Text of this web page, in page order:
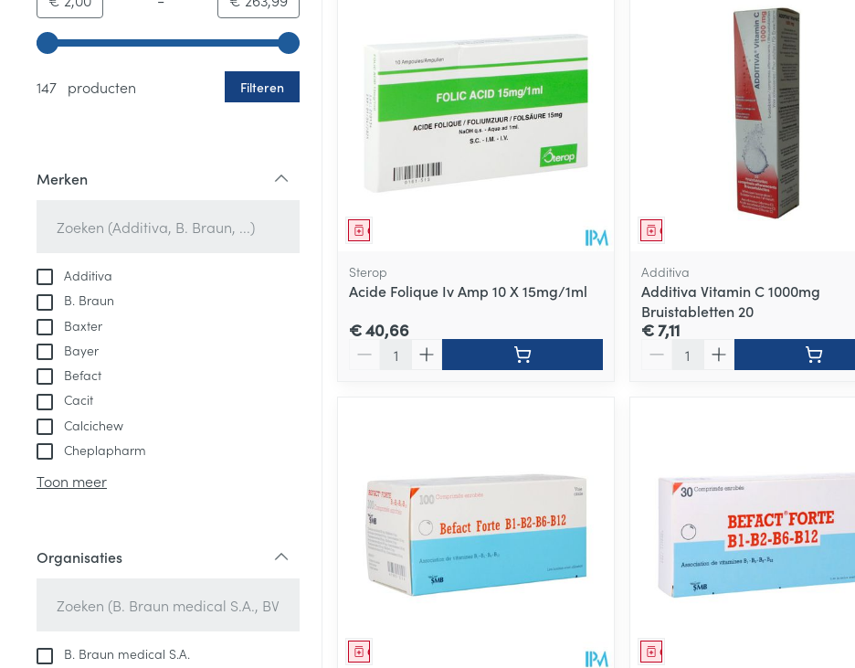
Gebruik de pijltjestoetsen links en rechts om de minimale en maximale prijswaarden aan te passen.
147 producten
Filteren
Merken
Additiva
B. Braun
Baxter
Bayer
Befact
Cacit
Calcichew
Cheplapharm
Toon meer
Organisaties
B. Braun medical S.A.
Geneesmiddel
Sterop
Acide Folique Iv Amp 10 X 15mg/1ml
€ 40,66
Geneesmiddel
Additiva
Additiva Vitamin C 1000mg
Bruistabletten 20
€ 7,11
Geneesmiddel Geneesmiddel